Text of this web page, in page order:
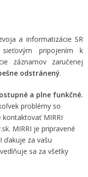
a informatizácie SR
pripojením k
záznamov zaručenej
odstránený.
a plne funkčné.
problémy so
kontaktovať MIRRI
MIRRI je pripravené
ďakuje za vašu
sa za všetky